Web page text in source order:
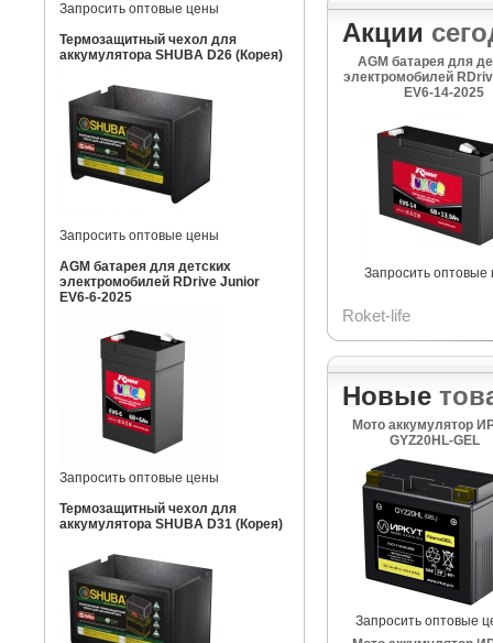
Запросить оптовые цены
Термозащитный чехол для
аккумулятора SHUBA D26 (Корея)
Запросить оптовые цены
AGM батарея для детских
электромобилей RDrive Junior
EV6-6-2025
Запросить оптовые цены
Термозащитный чехол для
аккумулятора SHUBA D31 (Корея)
Акции
AGM батарея для
электромобилей
EV6-14-2025
Запросить оптовые
Roket-life
Новые
Мото аккумулятор
GYZ20HL-GEL
Запросить оптовые